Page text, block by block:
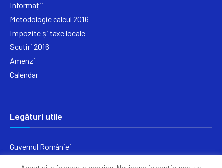
Informații
Metodologie calcul 2016
Impozite și taxe locale
Scutiri 2016
Amenzi
Calendar
Legături utile
Guvernul României